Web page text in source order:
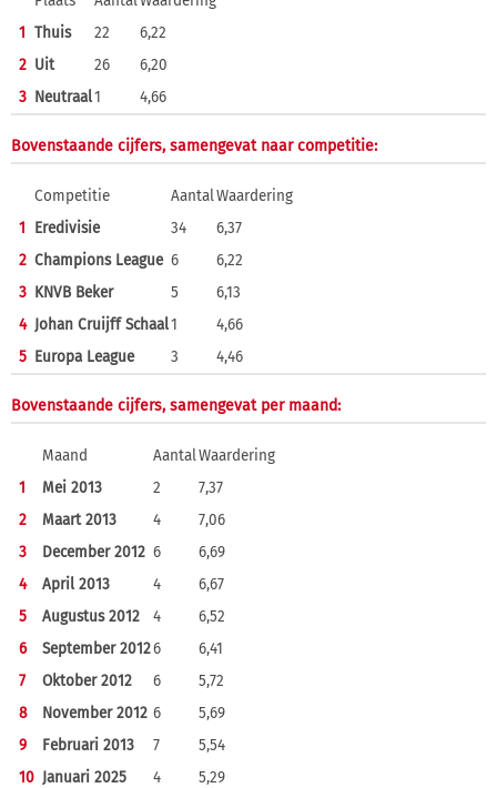
1 Thuis 22
6,22
2 Uit 26
6,20
3 Neutraal1 4,66
Bovenstaande cijfers, samengevat naar competitie:
Competitie AantalWaardering
1 Eredivisie 34
6,37
2 Champions League 6
6,22
3 KNVB Beker 5
6,13
4 Johan Cruijff Schaal1
4,66
5 Europa League 3 4,46
Bovenstaande cijfers, samengevat per maand:
Maand AantalWaardering
1
Mei 2013 2
7,37
2
Maart 2013 4
7,06
3
December 2012 6
6,69
4
April 2013 4
6,67
5
Augustus 2012 4
6,52
6
September 20126
6,41
7
Oktober 2012 6
5,72
8
November 2012 6
5,69
9
Februari 2013 7
5,54
10 Januari 2025 4 5,29